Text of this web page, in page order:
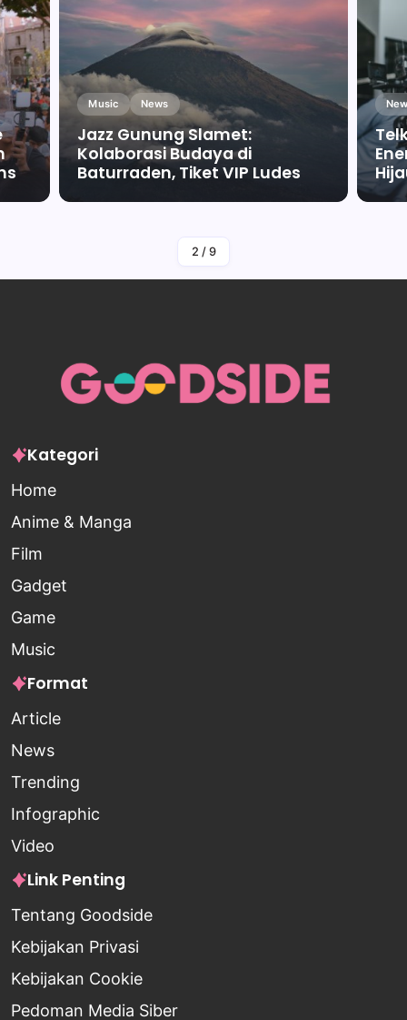
Music News
Jazz Gunung Slamet:
Kolaborasi Budaya di
Baturraden, Tiket VIP Ludes
By Falah Malaika Az Zahra
2 / 9
Kategori
Home
Anime & Manga
Film
Gadget
Game
Music
Format
Article
News
Trending
Infographic
Video
Link Penting
Tentang Goodside
Kebijakan Privasi
Kebijakan Cookie
Pedoman Media Siber